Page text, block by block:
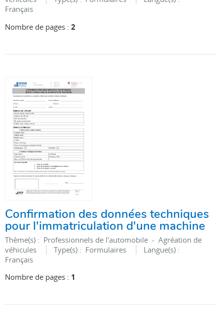
Français
Nombre de pages : 2
Confirmation des données techniques
pour l'immatriculation d'une machine
Thème(s) : Professionnels de l'automobile - Agréation de
véhicules
Type(s) : Formulaires
Langue(s) :
Français
Nombre de pages : 1